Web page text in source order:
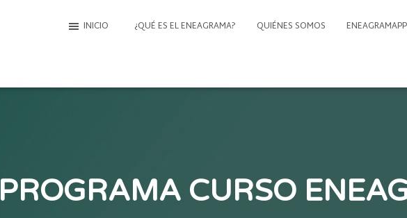
INICIO ¿QUÉ ES EL ENEAGRAMA? QUIÉNES SOMOS ENEAGRAMAPP
PROGRAMA CURSO